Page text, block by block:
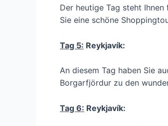
Der heutige Tag steht
Sie eine schöne
Tag 5: Reykjavík:
An diesem Tag haben Sie
Borgarfjördur zu den
Tag 6: Reykjavík: